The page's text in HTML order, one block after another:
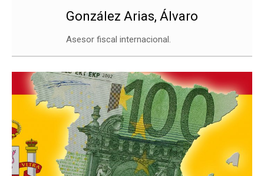
González Arias, Álvaro
Asesor fiscal internacional.